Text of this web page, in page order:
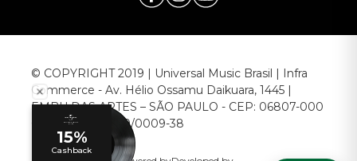
© COPYRIGHT 2019 | Universal Music Brasil | Infra
Commerce - Av. Hélio Ossamu Daikuara, 1445 |
EMBU DAS ARTES – SÃO PAULO - CEP: 06807-000
CNPJ: 00.952.789/0009-38